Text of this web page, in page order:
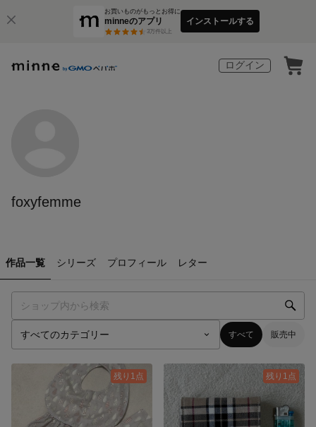
お買いものがもっとお得に
minneのアプリ
3万件以上
インストールする
ログイン
foxyfemme
作品一覧 シリーズ プロフィール レター
すべて 販売中
残り1点 残り1点